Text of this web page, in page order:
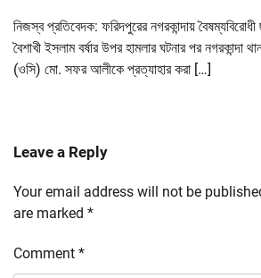
নিজস্ব প্রতিবেদক: ফরিদপুরের নগরকান্দায়
বৈশাখী ইসলাম বর্ষার উপর হামলার ঘটনার পর নগরকান্দা
(ওসি) মো. সফর আলীকে প্রত্যাহার করা […]
Leave a Reply
Your email address will not be
are marked *
Comment *